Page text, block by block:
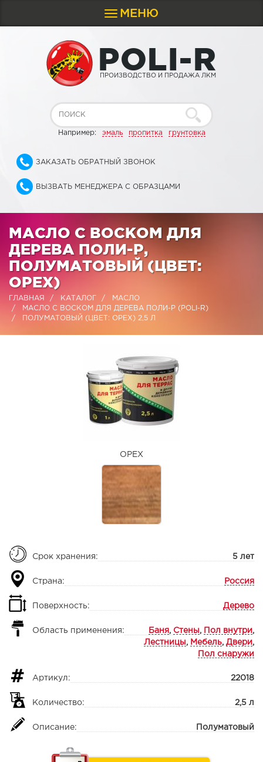
Toggle
navigation
МЕНЮ
POLI-R
ПРОИЗВОДСТВО И ПРОДАЖА ЛКМ
Например: эмаль пропитка грунтовка
ЗАКАЗАТЬ ОБРАТНЫЙ ЗВОНОК
ВЫЗВАТЬ МЕНЕДЖЕРА С ОБРАЗЦАМИ
МАСЛО С ВОСКОМ ДЛЯ
ДЕРЕВА ПОЛИ-Р,
ПОЛУМАТОВЫЙ (ЦВЕТ:
ОРЕХ)
ГЛАВНАЯ КАТАЛОГ
МАСЛО
МАСЛО С ВОСКОМ ДЛЯ ДЕРЕВА ПОЛИ-Р (POLI-R)
ПОЛУМАТОВЫЙ (ЦВЕТ: ОРЕХ) 2,5 Л
ОРЕХ
Срок хранения: 5 лет
Страна: Россия
Поверхность: Дерево
Область применения: Баня , Стены , Пол внутри ,
Лестницы , Мебель, Двери ,
Пол снаружи
Артикул: 22018
Количество: 2,5 л
Описание: Полуматовый